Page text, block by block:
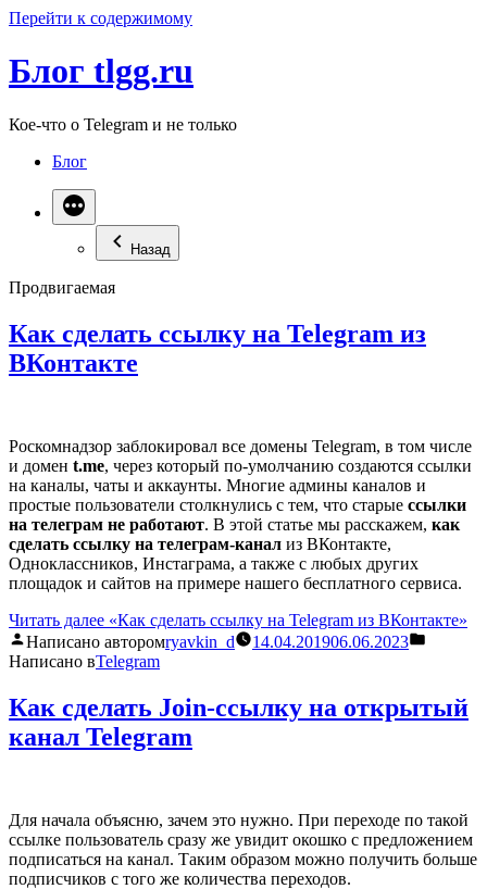
Перейти к содержимому
Блог tlgg.ru
Кое-что о Telegram и не только
Блог
Назад
Продвигаемая
Как сделать ссылку на Telegram из
ВКонтакте
Роскомнадзор заблокировал все домены Telegram, в том числе
и домен t.me, через который по-умолчанию создаются ссылки
на каналы, чаты и аккаунты. Многие админы каналов и
простые пользователи столкнулись с тем, что старые ссылки
на телеграм не работают. В этой статье мы расскажем, как
сделать ссылку на телеграм-канал из ВКонтакте,
Одноклассников, Инстаграма, а также с любых других
площадок и сайтов на примере нашего бесплатного сервиса.
Читать далее «Как сделать ссылку на Telegram из ВКонтакте»
Написано авторомryavkin_d 14.04.201906.06.2023
Написано вTelegram
Как сделать Join-ссылку на открытый
канал Telegram
Для начала объясню, зачем это нужно. При переходе по такой
ссылке пользователь сразу же увидит окошко с предложением
подписаться на канал. Таким образом можно получить больше
подписчиков с того же количества переходов.